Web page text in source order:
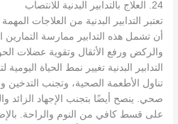
24. العلاج بالتدابير البدنية للانتصاب
تعتبر التدابير البدنية من العلاجات
أن تشمل هذه التدابير ممارسة التمارين
والركض ورفع الأثقال وتقوية عضلات
التدابير البدنية تغيير نمط الحياة
تناول الأطعمة الصحية، وتجنب
صحي. ينصح أيضًا بتجنب الإجهاد الزائد
على قسط كافي من النوم والراحة.